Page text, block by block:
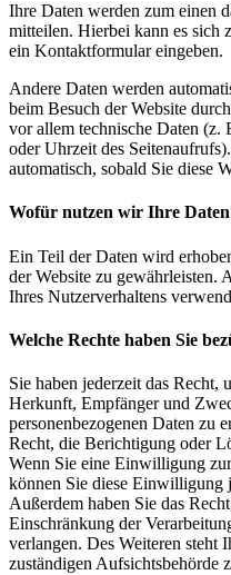
Ihre Daten werden zum einen
mitteilen. Hierbei kann es sich
ein Kontaktformular eingeben.
Andere Daten werden
beim Besuch der Website
vor allem technische Daten (z.
oder Uhrzeit des
automatisch, sobald Sie diese
Wofür nutzen wir Ihre
Ein Teil der Daten wird
der Website zu gewährleisten.
Ihres Nutzerverhaltens
Welche Rechte haben Sie
Sie haben jederzeit das
Herkunft, Empfänger und
personenbezogenen Daten zu
Recht, die Berichtigung oder
Wenn Sie eine Einwilligung
können Sie diese
Außerdem haben Sie das
Einschränkung der
verlangen. Des Weiteren steht
zuständigen Aufsichtsbehörde